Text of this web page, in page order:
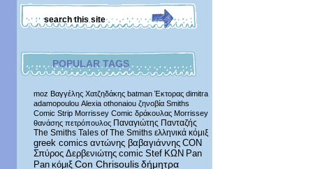
POPULAR TAGS
moz Βαγγέλης Χατζηδάκης batman Έκτορας dimitra
adamopoulou Alexia othonaiou ζηνοβία Smiths
Comic Strip Morrissey Comic δράκουλας Morrissey
θανάσης πετρόπουλος Παναγιώτης Πανταζής
The Smiths Tales of The Smiths ελληνικά κόμιξ
greek comics αντώνης βαβαγιάννης CON
Σπύρος Δερβενιώτης comic Stef ΚΩΝ Pan
Pan κόμιξ Con Chrisoulis δήμητρα